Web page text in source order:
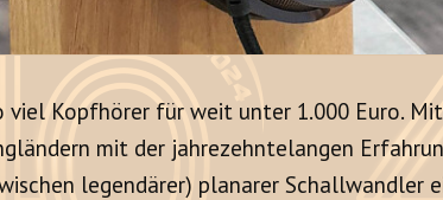
viel Kopfhörer für weit unter 1.000 Euro.
mit der jahrezehntelangen
legendärer) planarer Schallwandler